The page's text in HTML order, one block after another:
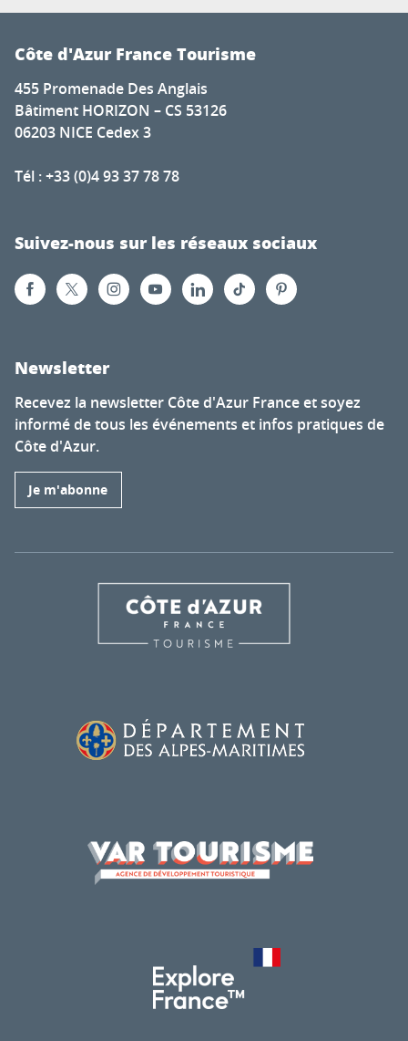
Côte d'Azur France Tourisme
455 Promenade Des Anglais
Bâtiment HORIZON – CS 53126
06203 NICE Cedex 3
Tél : +33 (0)4 93 37 78 78
Suivez-nous sur les réseaux sociaux
Newsletter
Recevez la newsletter Côte d'Azur France et soyez
informé de tous les événements et infos pratiques de
Côte d'Azur.
Je m'abonne